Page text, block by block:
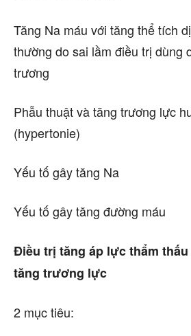
Tăng Na máu với tăng thể tích
thường do sai lầm điều trị dùng
trương
Phẫu thuật và tăng trương lực
(hypertonie)
Yếu tố gây tăng Na
Yếu tố gây tăng đường máu
Điều trị tăng áp lực thẩm
tăng trương lực
2 mục tiêu: